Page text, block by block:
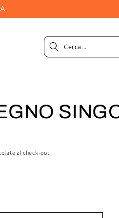
al check-out.